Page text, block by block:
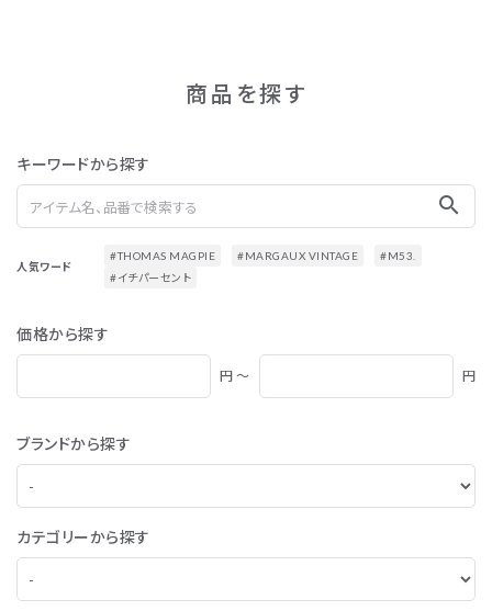
商品を探す
キーワードから探す
search
人気ワード
#THOMAS MAGPIE #MARGAUX VINTAGE
#M53.
#イチパーセント
価格から探す
円 ～ 円
ブランドから探す
カテゴリーから探す